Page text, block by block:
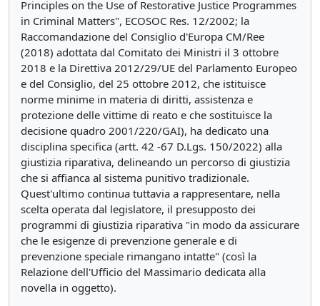
Principles on the Use of Restorative Justice Programmes
in Criminal Matters", ECOSOC Res. 12/2002; la
Raccomandazione del Consiglio d'Europa CM/Ree
(2018) adottata dal Comitato dei Ministri il 3 ottobre
2018 e la Direttiva 2012/29/UE del Parlamento Europeo
e del Consiglio, del 25 ottobre 2012, che istituisce
norme minime in materia di diritti, assistenza e
protezione delle vittime di reato e che sostituisce la
decisione quadro 2001/220/GAI), ha dedicato una
disciplina specifica (artt. 42 -67 D.Lgs. 150/2022) alla
giustizia riparativa, delineando un percorso di giustizia
che si affianca al sistema punitivo tradizionale.
Quest'ultimo continua tuttavia a rappresentare, nella
scelta operata dal legislatore, il presupposto dei
programmi di giustizia riparativa "in modo da assicurare
che le esigenze di prevenzione generale e di
prevenzione speciale rimangano intatte" (così la
Relazione dell'Ufficio del Massimario dedicata alla
novella in oggetto).